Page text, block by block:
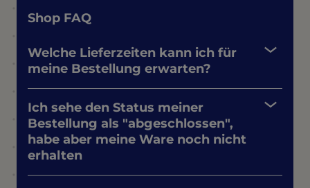
Shop FAQ
Welche Lieferzeiten kann ich für
meine Bestellung erwarten?
Ich sehe den Status meiner
Bestellung als "abgeschlossen",
habe aber meine Ware noch nicht
erhalten